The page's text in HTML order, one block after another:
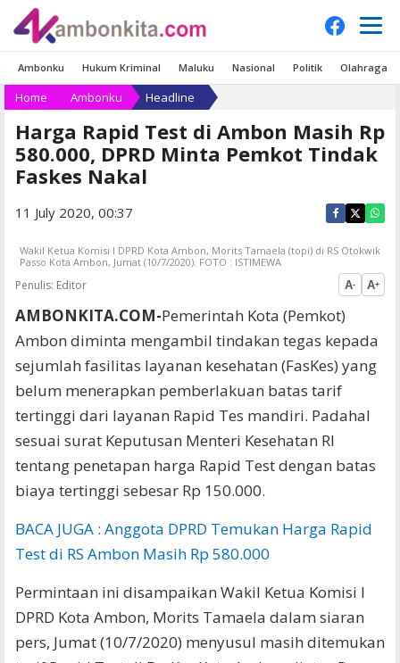
Ambonku Hukum Kriminal Maluku Nasional Politik Olahraga
Home Ambonku Headline
Harga Rapid Test di Ambon Masih Rp
580.000, DPRD Minta Pemkot Tindak
Faskes Nakal
11 July 2020, 00:37
Wakil Ketua Komisi I DPRD Kota Ambon, Morits Tamaela (topi) di RS Otokwik
Passo Kota Ambon, Jumat (10/7/2020). FOTO : ISTIMEWA
Penulis: Editor A- A+
AMBONKITA.COM-Pemerintah Kota (Pemkot)
Ambon diminta mengambil tindakan tegas kepada
sejumlah fasilitas layanan kesehatan (FasKes) yang
belum menerapkan pemberlakuan batas tarif
tertinggi dari layanan Rapid Tes mandiri. Padahal
sesuai surat Keputusan Menteri Kesehatan RI
tentang penetapan harga Rapid Test dengan batas
biaya tertinggi sebesar Rp 150.000.
BACA JUGA : Anggota DPRD Temukan Harga Rapid
Test di RS Ambon Masih Rp 580.000
Permintaan ini disampaikan Wakil Ketua Komisi I
DPRD Kota Ambon, Morits Tamaela dalam siaran
pers, Jumat (10/7/2020) menyusul masih ditemukan